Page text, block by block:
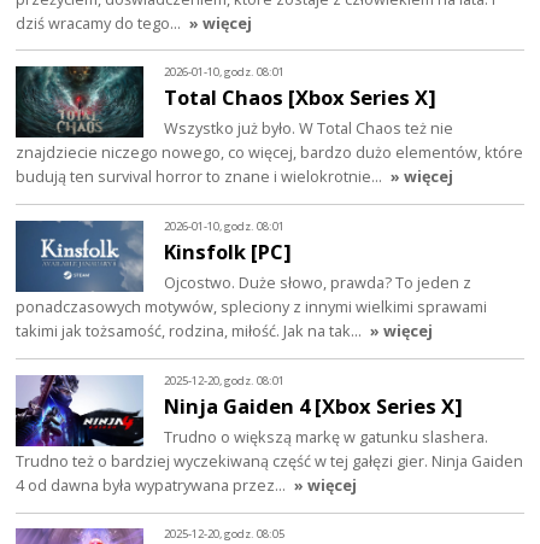
dziś wracamy do tego… » więcej
2026-01-10, godz. 08:01
Total Chaos [Xbox Series X]
Wszystko już było. W Total Chaos też nie
znajdziecie niczego nowego, co więcej, bardzo dużo elementów, które
budują ten survival horror to znane i wielokrotnie… » więcej
2026-01-10, godz. 08:01
Kinsfolk [PC]
Ojcostwo. Duże słowo, prawda? To jeden z
ponadczasowych motywów, spleciony z innymi wielkimi sprawami
takimi jak tożsamość, rodzina, miłość. Jak na tak… » więcej
2025-12-20, godz. 08:01
Ninja Gaiden 4 [Xbox Series X]
Trudno o większą markę w gatunku slashera.
Trudno też o bardziej wyczekiwaną część w tej gałęzi gier. Ninja Gaiden
4 od dawna była wypatrywana przez… » więcej
2025-12-20, godz. 08:05